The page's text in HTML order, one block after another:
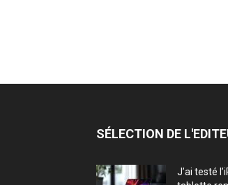
SÉLECTION DE
J’ai testé